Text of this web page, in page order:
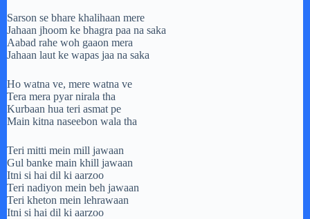
Sarson se bhare khalihaan mere
Jahaan jhoom ke bhagra paa na saka
Aabad rahe woh gaaon mera
Jahaan laut ke wapas jaa na saka
Ho watna ve, mere watna ve
Tera mera pyar nirala tha
Kurbaan hua teri asmat pe
Main kitna naseebon wala tha
Teri mitti mein mill jawaan
Gul banke main khill jawaan
Itni si hai dil ki aarzoo
Teri nadiyon mein beh jawaan
Teri kheton mein lehrawaan
Itni si hai dil ki aarzoo